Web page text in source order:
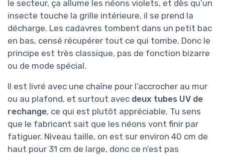
le secteur, ça allume les néons violets, et dès qu’un
insecte touche la grille intérieure, il se prend la
décharge. Les cadavres tombent dans un petit bac
en bas, censé récupérer tout ce qui tombe. Donc le
principe est très classique, pas de fonction bizarre
ou de mode spécial.
Il est livré avec une chaîne pour l’accrocher au mur
ou au plafond, et surtout avec deux tubes UV de
rechange, ce qui est plutôt appréciable. Tu sens
que le fabricant sait que les néons vont finir par
fatiguer. Niveau taille, on est sur environ 40 cm de
haut pour 31 cm de large, donc ce n’est pas